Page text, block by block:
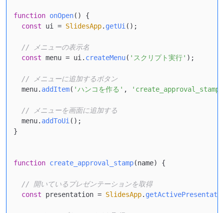
function onOpen( ) {
const ui = SlidesApp. getUi ();
// メニューの表示名
const menu = ui. createMenu( 'スクリプト実行' );
// メニューに追加するボタン
  menu.
addItem( 'ハンコを作る' , 'create_approval_stamp'
// メニューを画面に追加する
  menu.
addToUi ();
}
function create_approval_stamp(name) {
// 開いているプレゼンテーションを取得
const presentation = SlidesApp.